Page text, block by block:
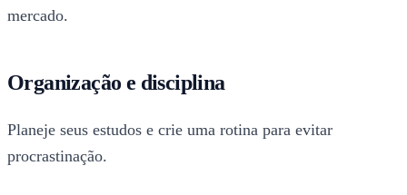
mercado.
Organização e disciplina
Planeje seus estudos e crie uma rotina para evitar
procrastinação.